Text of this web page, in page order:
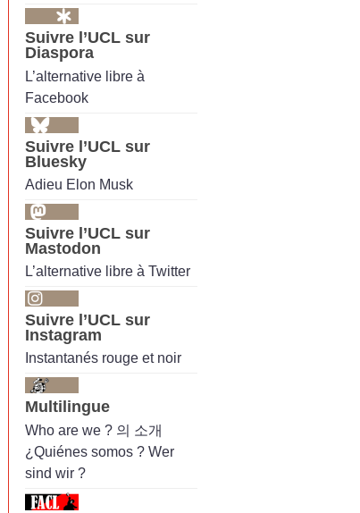
Suivre l’UCL sur
Diaspora
L’alternative libre à
Facebook
Suivre l’UCL sur
Bluesky
Adieu Elon Musk
Suivre l’UCL sur
Mastodon
L’alternative libre à Twitter
Suivre l’UCL sur
Instagram
Instantanés rouge et noir
Multilingue
Who are we ? 의 소개
¿Quiénes somos ? Wer
sind wir ?